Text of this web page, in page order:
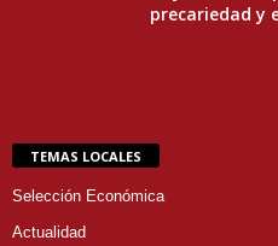
precariedad y
TEMAS LOCALES
Selección Económica
Actualidad